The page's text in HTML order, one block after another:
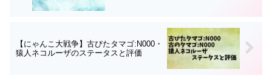
【にゃんこ大戦争】古びたタマゴ:N000・
猿人ネコルーザのステータスと評価